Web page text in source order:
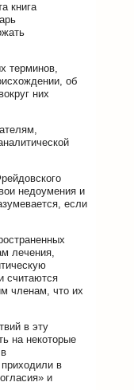
книга
терминов,
об
них
недоумения и
если
лечения,
считаются
членам, что их
в эту
на некоторые
в
и